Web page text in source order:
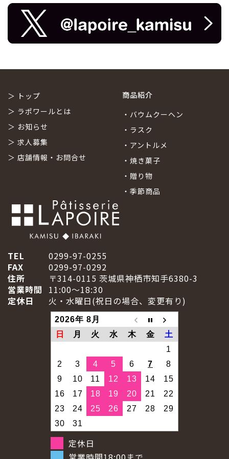
＞ トップ
＞ ラポワールとは
＞ お知らせ
＞ 求人募集
＞ 店舗情報・お問合せ
商品紹介
・ バウムクーヘン
・ ラスク
・ アントルメ
・ 焼き菓子
・ 贈り物
・ 季節商品
TEL
0299-97-0255
FAX
0299-97-0292
住所
〒314-0115 茨城県神栖市知手6380-3
営業時間
11:00～18:30
定休日
火・水曜日(祝日の場合、変更有り)
2026年 8月
日
月 火 水 木 金
土
1
2
3 4 5 6 7
8
9
10 11 12 13 14
15
16
17 18 19 20 21
22
23
24 25 26 27 28
29
30
31
定休日